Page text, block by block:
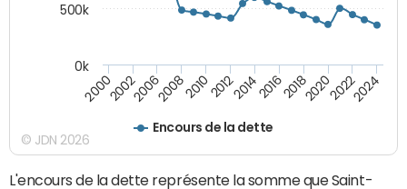
Encours de la dette
200020022006200820102012201420162018202020222024
500k
0k
© JDN 2026
L'encours de la dette représente la somme que Saint-